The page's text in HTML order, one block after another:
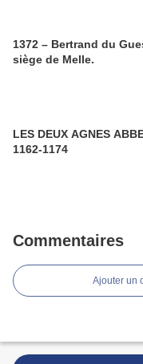
1372 – Bertrand du
siège de Melle.
LES DEUX AGNES
1162-1174
Commentaires
Ajouter un